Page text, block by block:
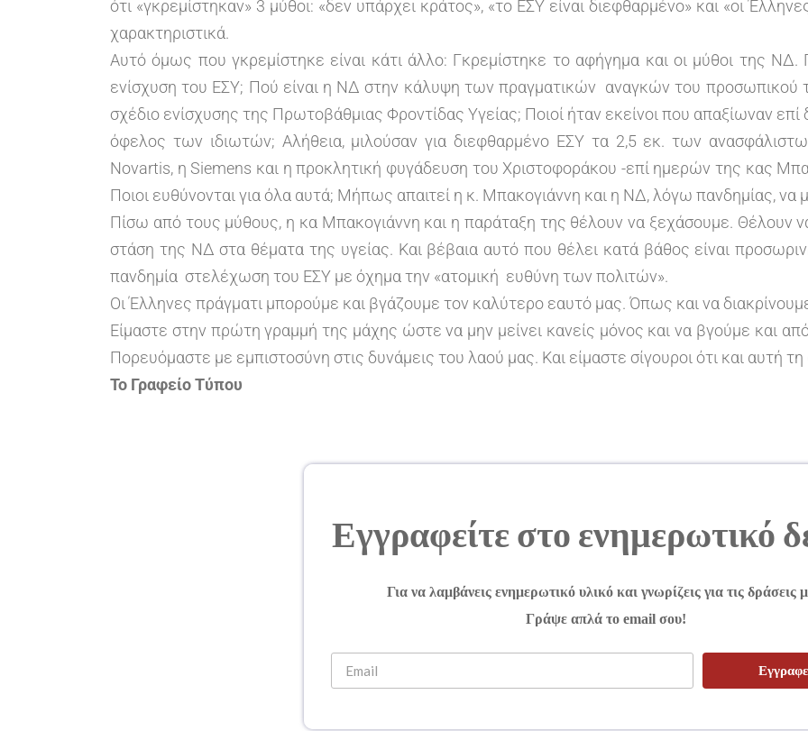
ότι «γκρεμίστηκαν» 3 μύθοι: «δεν υπάρχει κράτος», «το ΕΣΥ είναι διεφθαρμένο» και «οι
χαρακτηριστικά.
Αυτό όμως που γκρεμίστηκε είναι κάτι άλλο: Γκρεμίστηκε το αφήγημα και οι μύθοι της ΝΔ.
ενίσχυση του ΕΣΥ; Πού είναι η ΝΔ στην κάλυψη των πραγματικών αναγκών του προσωπικού
σχέδιο ενίσχυσης της Πρωτοβάθμιας Φροντίδας Υγείας; Ποιοί ήταν εκείνοι που απαξίωναν
όφελος των ιδιωτών; Αλήθεια, μιλούσαν για διεφθαρμένο ΕΣΥ τα 2,5 εκ. των
Novartis, η Siemens και η προκλητική φυγάδευση του Χριστοφοράκου -επί ημερών της κας
Ποιοι ευθύνονται για όλα αυτά; Μήπως απαιτεί η κ. Μπακογιάννη και η ΝΔ, λόγω πανδημίας, να
Πίσω από τους μύθους, η κα Μπακογιάννη και η παράταξη της θέλουν να ξεχάσουμε. Θέλουν
στάση της ΝΔ στα θέματα της υγείας. Και βέβαια αυτό που θέλει κατά βάθος είναι
πανδημία στελέχωση του ΕΣΥ με όχημα την «ατομική ευθύνη των πολιτών».
Οι Έλληνες πράγματι μπορούμε και βγάζουμε τον καλύτερο εαυτό μας. Όπως και να
Είμαστε στην πρώτη γραμμή της μάχης ώστε να μην μείνει κανείς μόνος και να βγούμε και
Πορευόμαστε με εμπιστοσύνη στις δυνάμεις του λαού μας. Και είμαστε σίγουροι ότι και αυτή
Το Γραφείο Τύπου
Εγγραφείτε στο ενημερωτικό
Για να λαμβάνεις ενημερωτικό υλικό και γνωρίζεις για τις δράσεις
Γράψε απλά το email σου!